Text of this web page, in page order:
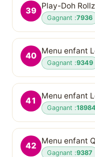
39 Play-Doh
Gagnant :7936
40 Menu enfant
Gagnant :9349
41 Menu enfant
Gagnant :18984
42 Menu enfant
Gagnant :9387